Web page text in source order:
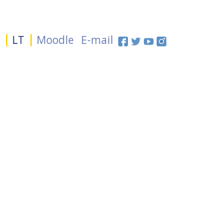
LT Moodle E-mail